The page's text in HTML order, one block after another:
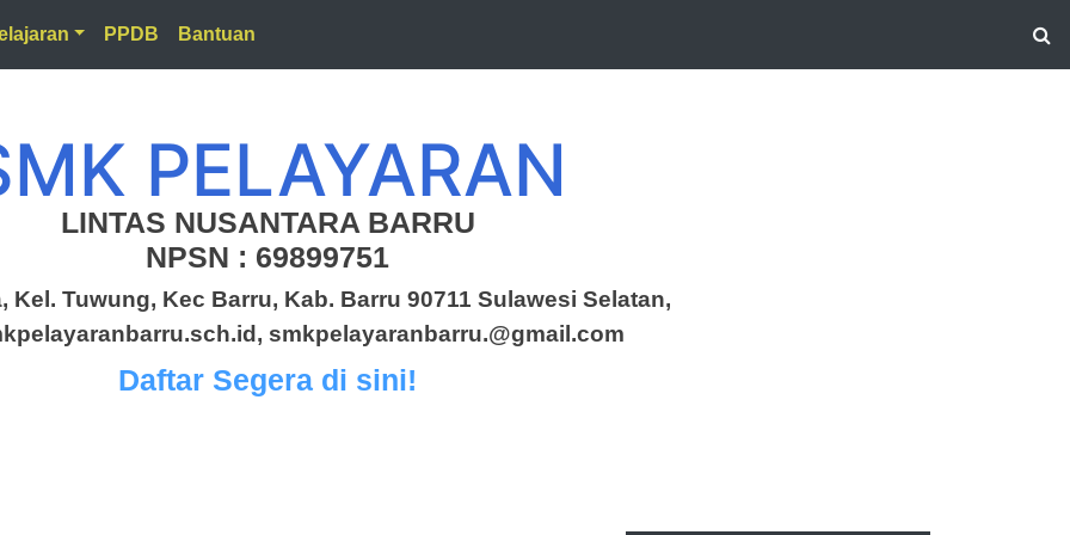
PPDB Bantuan
PELAYARAN
LINTAS NUSANTARA BARRU
NPSN : 69899751
Kel. Tuwung, Kec Barru, Kab. Barru 90711 Sulawesi Selatan,
smkpelayaranbarru.@gmail.com
Daftar Segera di sini!